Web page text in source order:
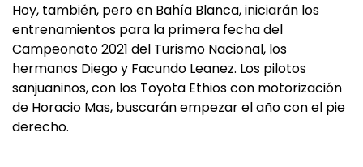
Hoy, también, pero en Bahía Blanca, iniciarán los
entrenamientos para la primera fecha del
Campeonato 2021 del Turismo Nacional, los
hermanos Diego y Facundo Leanez. Los pilotos
sanjuaninos, con los Toyota Ethios con motorización
de Horacio Mas, buscarán empezar el año con el pie
derecho.